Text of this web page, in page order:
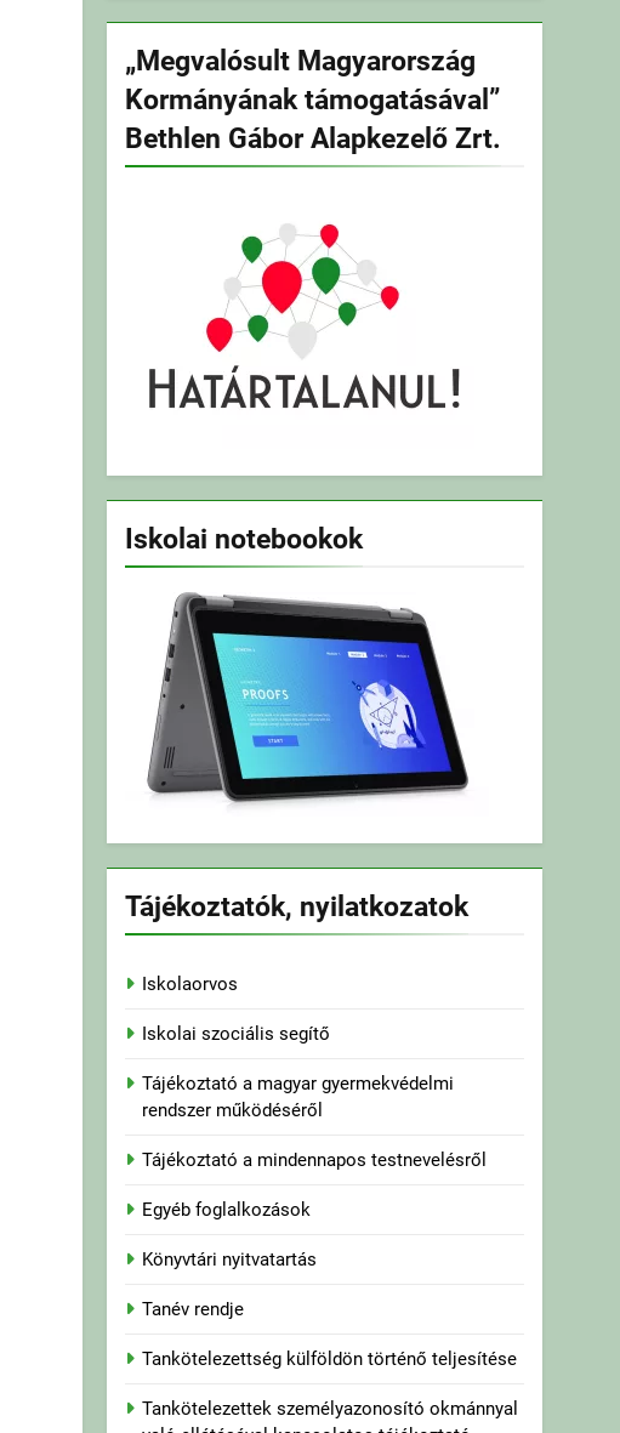
„Megvalósult Magyarország
Kormányának támogatásával”
Bethlen Gábor Alapkezelő Zrt.
Iskolai notebookok
Tájékoztatók, nyilatkozatok
Iskolaorvos
Iskolai szociális segítő
Tájékoztató a magyar gyermekvédelmi
rendszer működéséről
Tájékoztató a mindennapos testnevelésről
Egyéb foglalkozások
Könyvtári nyitvatartás
Tanév rendje
Tankötelezettség külföldön történő teljesítése
Tankötelezettek személyazonosító okmánnyal